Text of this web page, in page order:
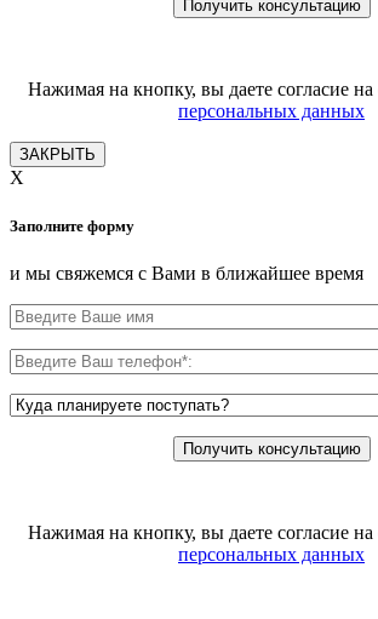
Нажимая на кнопку, вы даете согласие на
персональных данных
ЗАКРЫТЬ
X
Заполните форму
и мы свяжемся с Вами в ближайшее время
Нажимая на кнопку, вы даете согласие на
персональных данных